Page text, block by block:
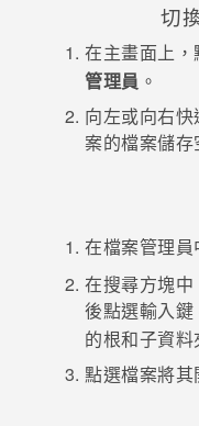
校園專案
企業採購
銷售通路
支援服務
切
在主畫面上，
管理員 。
向左或向右
案的檔案儲存
在檔案管理員
在搜尋方塊
後點選輸入鍵
的根和子資料
點選檔案將其